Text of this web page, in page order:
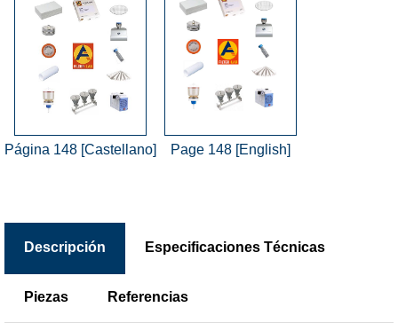
Página 148 [Castellano] Page 148 [English]
Descripción Especificaciones Técnicas
Piezas Referencias